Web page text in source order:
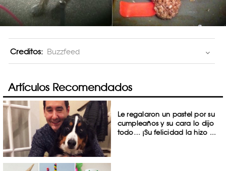
Creditos: Buzzfeed
Artículos Recomendados
Le regalaron un pastel por su
cumpleaños y su cara lo dijo
todo… ¡Su felicidad la hizo ...